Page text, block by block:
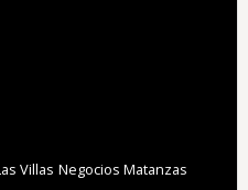
Villas Negocios Matanzas